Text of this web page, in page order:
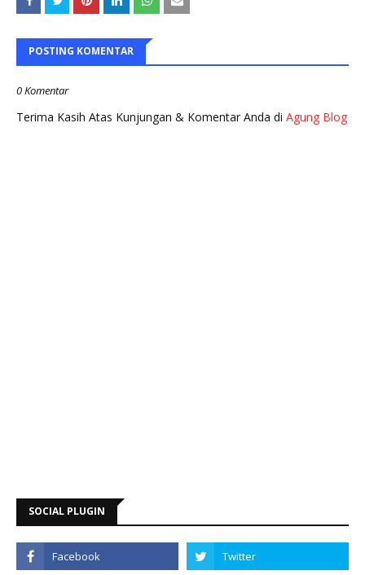
POSTING KOMENTAR
0 Komentar
Terima Kasih Atas Kunjungan & Komentar Anda di Agung Blog
SOCIAL PLUGIN